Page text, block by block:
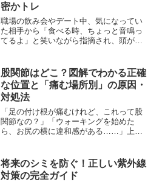
密かトレ
職場の飲み会やデート中、気になってい
た相手から「食べる時、ちょっと音鳴っ
てるよ」と笑いながら指摘され、頭が真
帰宅後に一人で「クチャラー」と検索
し、ネット上に溢れる「生理...
股関節はどこ？図解でわかる正確
な位置と「痛む場所別」の原因・
対処法
「足の付け根が痛むけれど、これって股
関節なの？」「ウォーキングを始めた
ら、お尻の横に違和感がある……」上司
と答えに詰まってしまうものです。実
は、整形外科の診察室でも、多...
将来のシミを防ぐ！正しい紫外線
対策の完全ガイド